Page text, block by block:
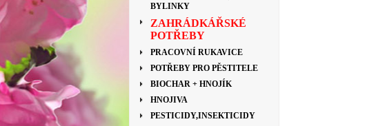
BYLINKY
ZAHRÁDKÁŘSKÉ
POTŘEBY
PRACOVNÍ RUKAVICE
POTŘEBY PRO PĚSTITELE
BIOCHAR + HNOJÍK
HNOJIVA
PESTICIDY,INSEKTICIDY